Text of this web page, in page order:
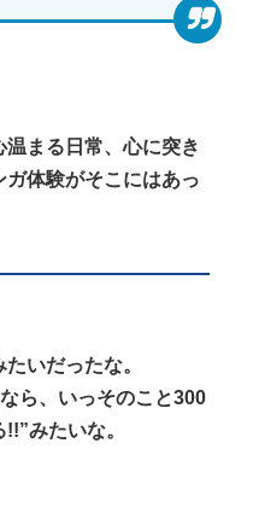
まる日常、心に突き
体験がそこにはあっ
いだったな。
ら、いっそのこと300
みたいな。